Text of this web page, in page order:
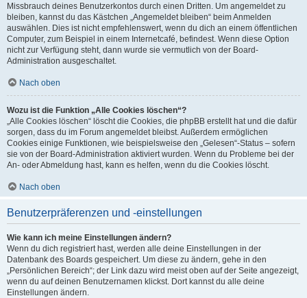
Missbrauch deines Benutzerkontos durch einen Dritten. Um angemeldet zu
bleiben, kannst du das Kästchen „Angemeldet bleiben“ beim Anmelden
auswählen. Dies ist nicht empfehlenswert, wenn du dich an einem öffentlichen
Computer, zum Beispiel in einem Internetcafé, befindest. Wenn diese Option
nicht zur Verfügung steht, dann wurde sie vermutlich von der Board-
Administration ausgeschaltet.
Nach oben
Wozu ist die Funktion „Alle Cookies löschen“?
„Alle Cookies löschen“ löscht die Cookies, die phpBB erstellt hat und die dafür
sorgen, dass du im Forum angemeldet bleibst. Außerdem ermöglichen
Cookies einige Funktionen, wie beispielsweise den „Gelesen“-Status – sofern
sie von der Board-Administration aktiviert wurden. Wenn du Probleme bei der
An- oder Abmeldung hast, kann es helfen, wenn du die Cookies löscht.
Nach oben
Benutzerpräferenzen und -einstellungen
Wie kann ich meine Einstellungen ändern?
Wenn du dich registriert hast, werden alle deine Einstellungen in der
Datenbank des Boards gespeichert. Um diese zu ändern, gehe in den
„Persönlichen Bereich“; der Link dazu wird meist oben auf der Seite angezeigt,
wenn du auf deinen Benutzernamen klickst. Dort kannst du alle deine
Einstellungen ändern.